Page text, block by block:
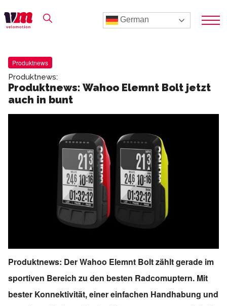
German
Produktnews
Produktnews:
Produktnews: Wahoo Elemnt Bolt jetzt
auch in bunt
Produktnews: Der Wahoo Elemnt Bolt zählt gerade im
sportiven Bereich zu den besten Radcomuptern. Mit
bester Konnektivität, einer einfachen Handhabung und